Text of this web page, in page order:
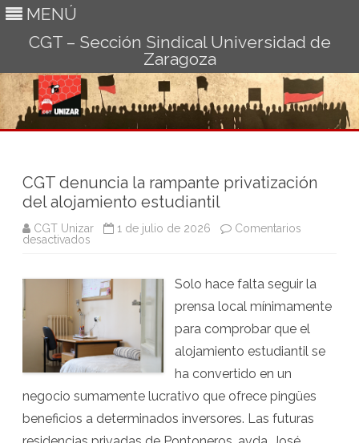
MENÚ
CGT – Sección Sindical Universidad de
Zaragoza
CGT denuncia la rampante privatización
del alojamiento estudiantil
CGT Unizar 1 de julio de 2026
Comentarios
desactivados
rampante
privatización
alojamiento
estudiantil
Solo hace falta seguir la
prensa local mínimamente
para comprobar que el
alojamiento estudiantil se
ha convertido en un
negocio sumamente lucrativo que ofrece pingües
beneficios a determinados inversores. Las futuras